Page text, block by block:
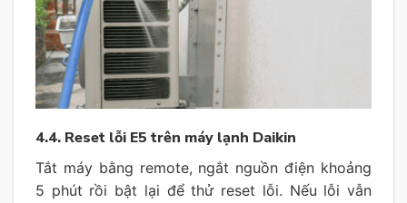
4.4. Reset lỗi E5 trên máy lạnh Daikin
Tắt máy bằng remote, ngắt nguồn điện khoảng
5 phút rồi bật lại để thử reset lỗi. Nếu lỗi vẫn